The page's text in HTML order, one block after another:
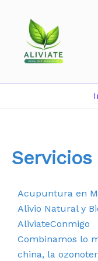
Servicios
Acupuntura en
Alivio Natural y
AliviateConmigo
Combinamos lo
china, la